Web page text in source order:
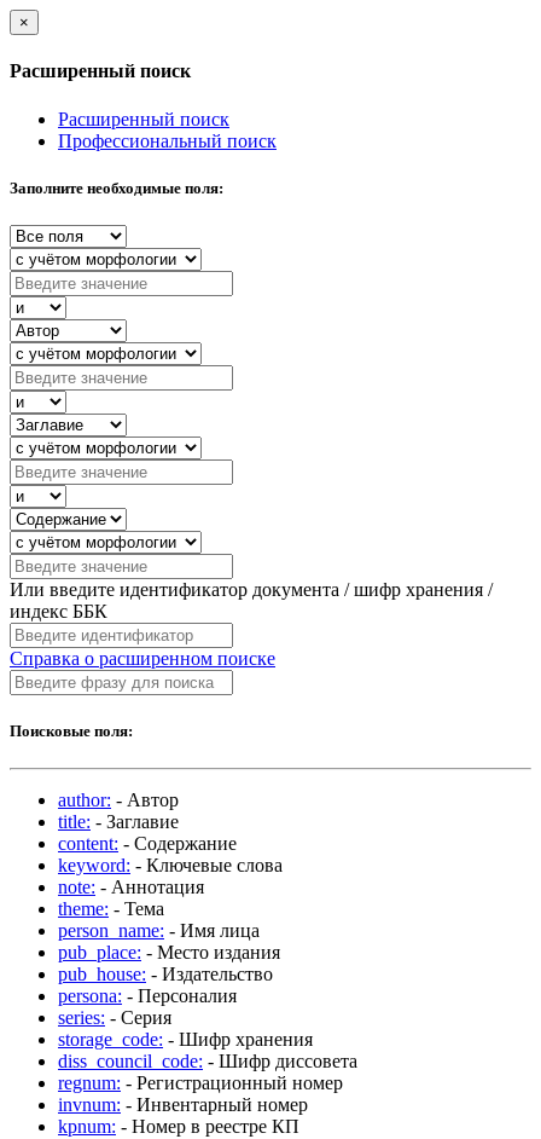
×
Расширенный поиск
Расширенный поиск
Профессиональный поиск
Заполните необходимые поля:
Или введите идентификатор документа / шифр хранения /
индекс ББК
Справка о расширенном поиске
Поисковые поля:
author: - Автор
title: - Заглавие
content: - Содержание
keyword: - Ключевые слова
note: - Аннотация
theme: - Тема
person_name: - Имя лица
pub_place: - Место издания
pub_house: - Издательство
persona: - Персоналия
series: - Серия
storage_code: - Шифр хранения
diss_council_code: - Шифр диссовета
regnum: - Регистрационный номер
invnum: - Инвентарный номер
kpnum: - Номер в реестре КП